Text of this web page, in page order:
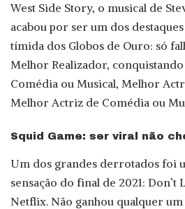
West Side Story, o musical de
acabou por ser um dos
tímida dos Globos de Ouro: só
Melhor Realizador,
Comédia ou Musical, Melhor
Melhor Actriz de Comédia ou
Squid Game: ser viral não
Um dos grandes derrotados foi
sensação do final de 2021: Don’t
Netflix. Não ganhou qualquer